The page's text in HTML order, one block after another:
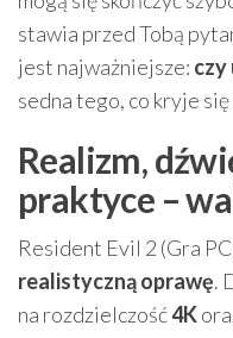
stawia przed Tobą
jest najważniejsze: czy
sedna tego, co kryje
Realizm,
praktyce –
Resident Evil 2 (Gra
realistyczną oprawę.
na rozdzielczość4K